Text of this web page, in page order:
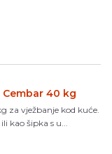
40 kg
za vježbanje kod kuće.
kao šipka s u...